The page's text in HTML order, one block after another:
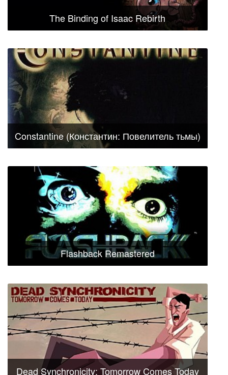
The Binding of Isaac Rebirth
Constantine (Константин: Повелитель тьмы)
Flashback Remastered
Dead Synchronicity: Tomorrow Comes Today